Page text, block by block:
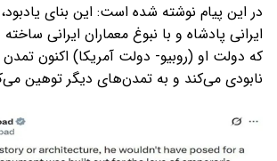
در این پیام نوشته شده است: این بنای
ایرانی پادشاه و با نبوغ معماران ایرانی
که دولت او (روبیو- دولت آمریکا) اکنون تمدن
نابودی می‌کند و به تمدن‌های دیگر توهین